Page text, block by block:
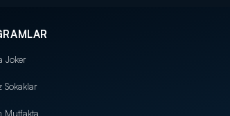
Joker
Sokaklar
Mutfakta